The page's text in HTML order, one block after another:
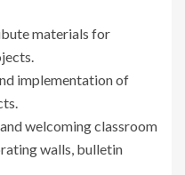
materials for
implementation of
welcoming classroom
walls, bulletin